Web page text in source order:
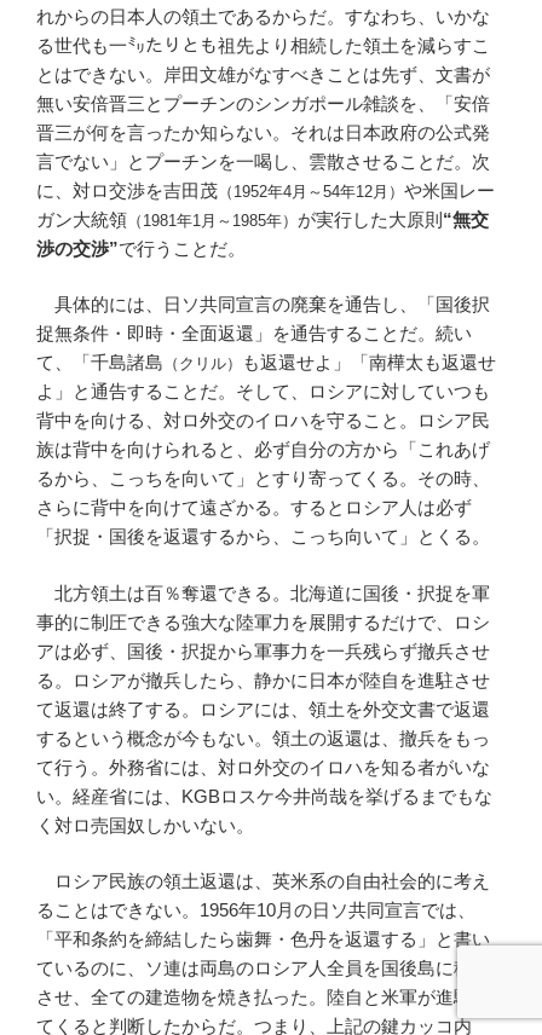
れからの日本人の領土であるからだ。すなわち、いかな
る世代も一㍉たりとも祖先より相続した領土を減らすこ
とはできない。岸田文雄がなすべきことは先ず、文書が
無い安倍晋三とプーチンのシンガポール雑談を、「安倍
晋三が何を言ったか知らない。それは日本政府の公式発
言でない」とプーチンを一喝し、雲散させることだ。次
に、対ロ交渉を吉田茂 （1952年4月～54年12月） や米国レー
ガン大統領 （1981年1月～1985年） が実行した大原則 “無交
渉の交渉”で行うことだ。
具体的には、日ソ共同宣言の廃棄を通告し、「国後択
捉無条件・即時・全面返還」を通告することだ。続い
て、「千島諸島 （クリル）
も返還せよ」「南樺太も返還せ
よ」と通告することだ。そして、ロシアに対していつも
背中を向ける、対ロ外交のイロハを守ること。ロシア民
族は背中を向けられると、必ず自分の方から「これあげ
るから、こっちを向いて」とすり寄ってくる。その時、
さらに背中を向けて遠ざかる。するとロシア人は必ず
「択捉・国後を返還するから、こっち向いて」とくる。
北方領土は百％奪還できる。北海道に国後・択捉を軍
事的に制圧できる強大な陸軍力を展開するだけで、ロシ
アは必ず、国後・択捉から軍事力を一兵残らず撤兵させ
る。ロシアが撤兵したら、静かに日本が陸自を進駐させ
て返還は終了する。ロシアには、領土を外交文書で返還
するという概念が今もない。領土の返還は、撤兵をもっ
て行う。外務省には、対ロ外交のイロハを知る者がいな
い。経産省には、KGBロスケ今井尚哉を挙げるまでもな
く対ロ売国奴しかいない。
ロシア民族の領土返還は、英米系の自由社会的に考え
ることはできない。1956年10月の日ソ共同宣言では、
「平和条約を締結したら歯舞・色丹を返還する」と書い
ているのに、ソ連は両島のロシア人全員を国後島に移住
させ、全ての建造物を焼き払った。陸自と米軍が進駐し
てくると判断したからだ。つまり、上記の鍵カッコ内